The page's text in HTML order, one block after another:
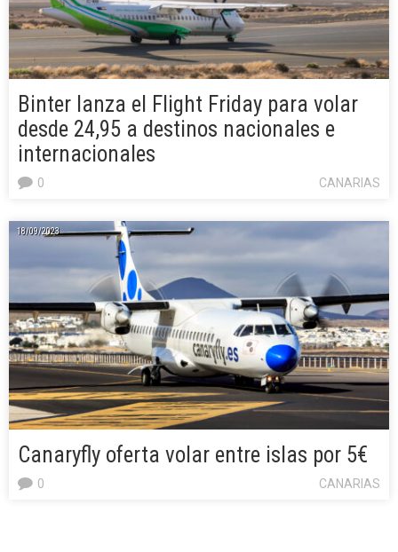
Binter lanza el Flight Friday para volar
desde 24,95 a destinos nacionales e
internacionales
CANARIAS
0
18/09/2023
Canaryfly oferta volar entre islas por 5€
CANARIAS
0